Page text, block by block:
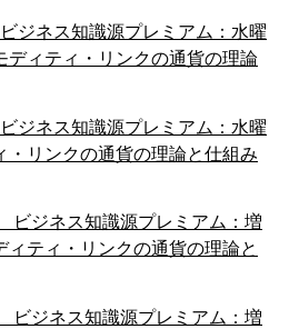
ジネス知識源プレミアム：水曜
ディティ・リンクの通貨の理論
ジネス知識源プレミアム：水曜
・リンクの通貨の理論と仕組み
ジネス知識源プレミアム：増
ティ・リンクの通貨の理論と
ジネス知識源プレミアム：増